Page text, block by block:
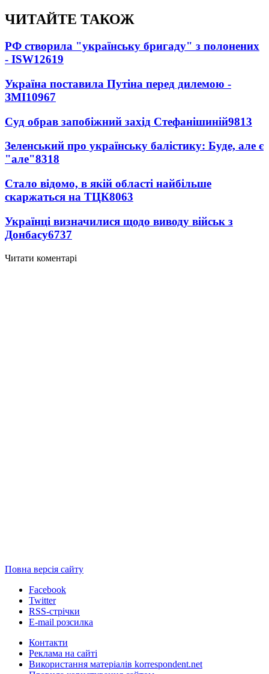
ЧИТАЙТЕ ТАКОЖ
РФ створила "українську бригаду" з полонених
- ISW12619
Україна поставила Путіна перед дилемою -
ЗМІ10967
Суд обрав запобіжний захід Стефанішиній9813
Зеленський про українську балістику: Буде, але є
"але"8318
Стало відомо, в якій області найбільше
скаржаться на ТЦК8063
Українці визначилися щодо виводу військ з
Донбасу6737
Читати коментарі
Повна версія сайту
Facebook
Twitter
RSS-стрічки
E-mail розсилка
Контакти
Реклама на сайті
Використання матеріалів korrespondent.net